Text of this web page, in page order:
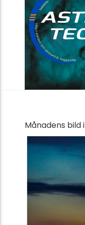
Månadens bild i